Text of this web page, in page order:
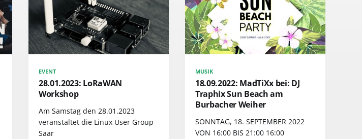
EVENT
28.01.2023: LoRaWAN
Workshop
Am Samstag den 28.01.2023
veranstaltet die Linux User Group
Saar
MUSIK
18.09.2022: MadTiXx bei: DJ
Traphix Sun Beach am
Burbacher Weiher
SONNTAG, 18. SEPTEMBER 2022
VON 16:00 BIS 21:00 16:00